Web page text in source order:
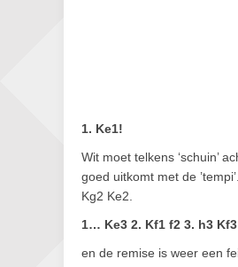
1. Ke1!
Wit moet telkens ‘schuin’
goed uitkomt met de
Kg2 Ke2.
1… Ke3 2. Kf1 f2 3. h3
en de remise is weer een